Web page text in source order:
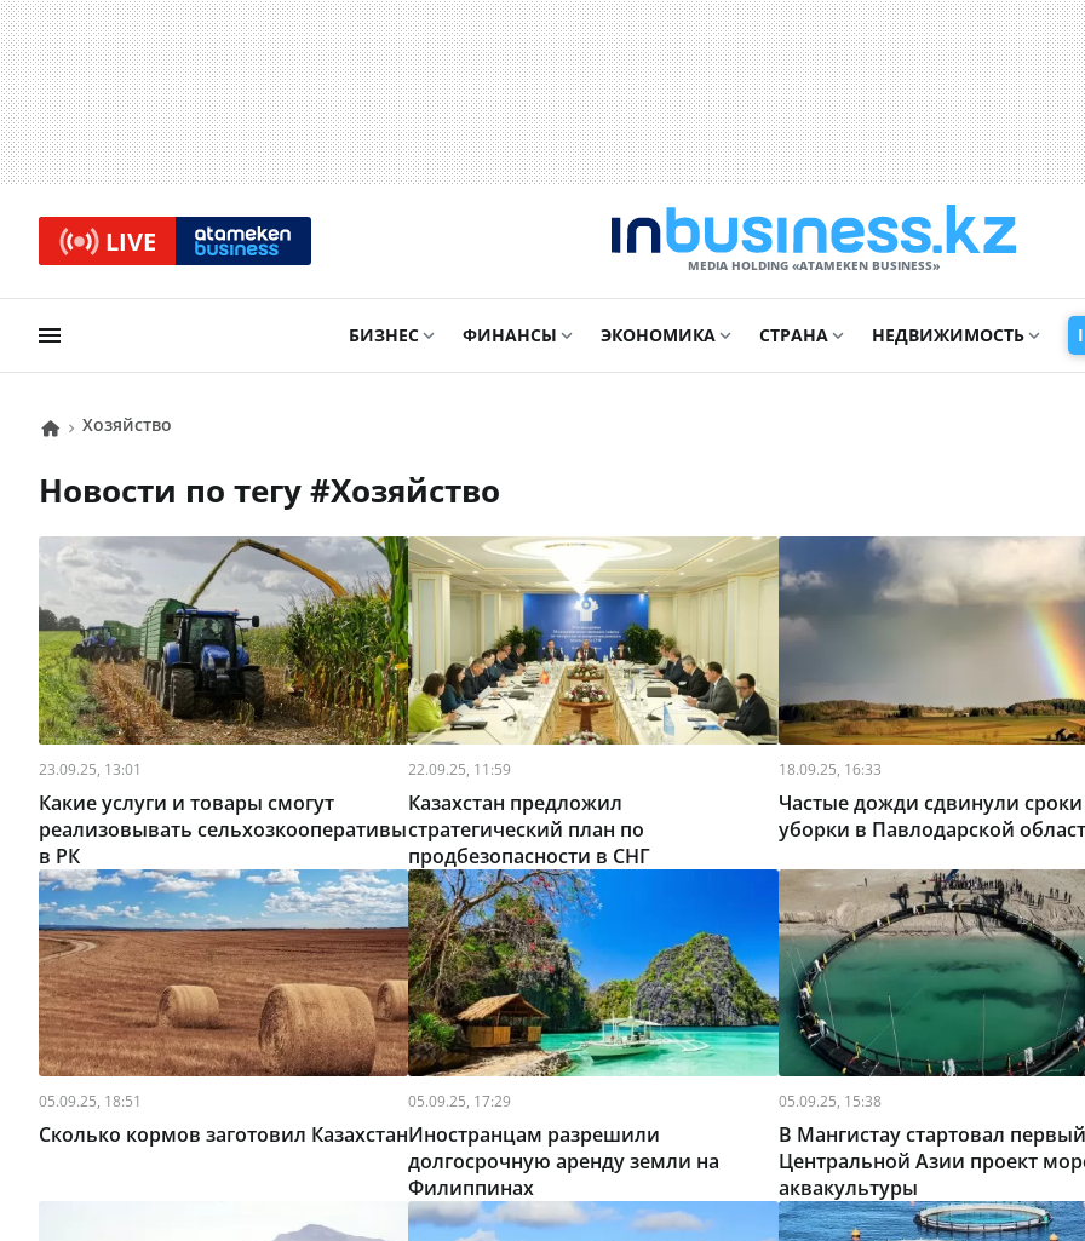
LIVE
MEDIA HOLDING «ATAMEKЕN BUSINESS»
БИЗНЕС ФИНАНСЫ ЭКОНОМИКА СТРАНА НЕДВИЖИМОСТЬ
Хозяйство
Новости по тегу # Хозяйство
23.09.25, 13:01
Какие услуги и товары смогут
реализовывать сельхозкооперативы
в РК
22.09.25, 11:59
Казахстан предложил
стратегический план по
продбезопасности в СНГ
18.09.25, 16:33
Частые дожди сдвинули сроки
уборки в Павлодарской
05.09.25, 18:51
Сколько кормов заготовил Казахстан
05.09.25, 17:29
Иностранцам разрешили
долгосрочную аренду земли на
Филиппинах
05.09.25, 15:38
В Мангистау стартовал
Центральной Азии проект
аквакультуры